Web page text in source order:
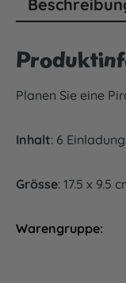
Planen Sie eine
Inhalt: 6
Grösse: 17.5 x 9.5
Warengruppe: